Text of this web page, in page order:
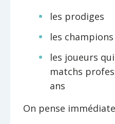
les prodiges
les
les joueurs
matchs
ans
On pense